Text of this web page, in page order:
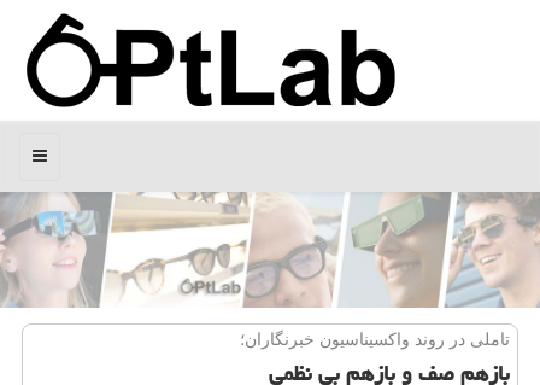
منو
تاملی در روند واكسیناسیون خبرنگاران؛
بازهم صف و بازهم بی نظمی